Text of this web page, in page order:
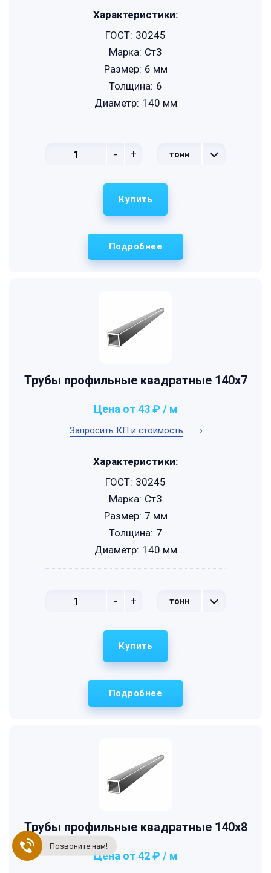
- + тонн
Характеристики:
ГОСТ: 30245
Марка: Ст3
Размер: 6 мм
Толщина: 6
Диаметр: 140 мм
Подробнее
Купить
Трубы профильные квадратные 140x7
Запросить КП и стоимость
Цена от 43 ₽ / м
- + тонн
Характеристики:
ГОСТ: 30245
Марка: Ст3
Размер: 7 мм
Толщина: 7
Диаметр: 140 мм
Подробнее
Купить
Трубы профильные квадратные 140x8
Цена от 42 ₽ / м
Позвоните нам!